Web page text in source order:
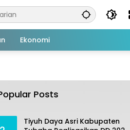
Ekonomi
Posts
tahun 2022 Untuk sejumlah
Juli 4, 2022
Tiyuh Daya Asri Kabupaten